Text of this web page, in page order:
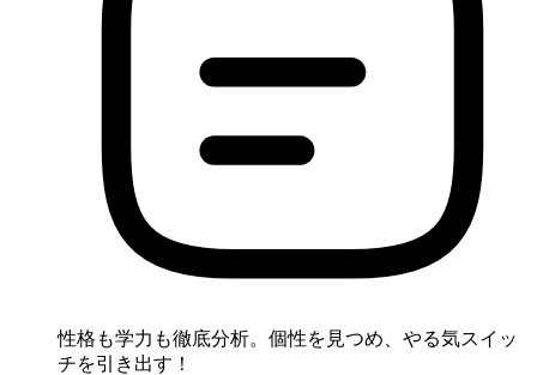
性格も学力も徹底分析。個性を見つめ、やる気スイッ
チを引き出す！